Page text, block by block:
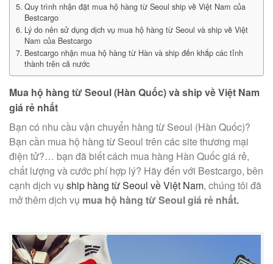
Quy trình nhận đặt mua hộ hàng từ Seoul ship về Việt Nam của
Bestcargo
Lý do nên sử dụng dịch vụ mua hộ hàng từ Seoul và ship về Việt
Nam của Bestcargo
Bestcargo nhận mua hộ hàng từ Hàn và ship đến khắp các tỉnh
thành trên cả nước
Mua hộ hàng từ Seoul (Hàn Quốc) và ship về Việt Nam
giá rẻ nhất
Bạn có nhu cầu vận chuyển hàng từ Seoul (Hàn Quốc)?
Bạn cần mua hộ hàng từ Seoul trên các site thương mại
điện tử?… bạn đã biết cách mua hàng Hàn Quốc giá rẻ,
chất lượng và cước phí hợp lý? Hãy đến với Bestcargo, bên
cạnh dịch vụ ship hàng từ Seoul về Việt Nam, chúng tôi đã
mở thêm dịch vụ mua hộ hàng từ Seoul giá rẻ nhất.